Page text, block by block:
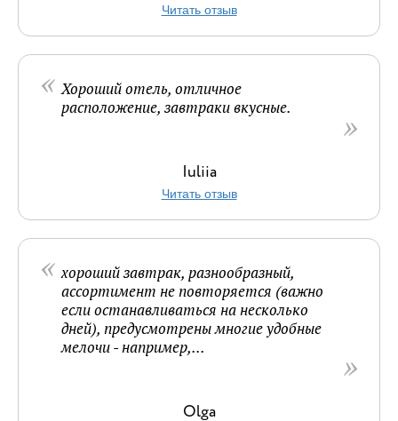
Читать отзыв
Хороший отель, отличное
расположение, завтраки вкусные.
Iuliia
Читать отзыв
хороший завтрак, разнообразный,
ассортимент не повторяется (важно
если останавливаться на несколько
дней), предусмотрены многие удобные
мелочи - например,...
Olga